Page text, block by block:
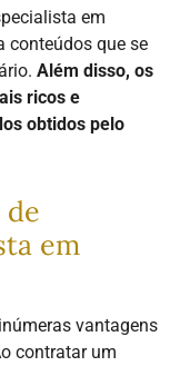
em
conteúdos que se
Além disso, os
ricos e
obtidos pelo
de
em
vantagens
contratar um